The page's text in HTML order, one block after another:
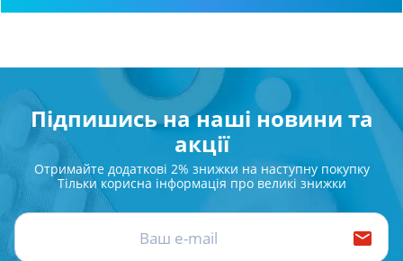
Підпишись на наші новини та
акції
Отримайте додаткові 2% знижки на наступну покупку
Тільки корисна інформація про великі знижки